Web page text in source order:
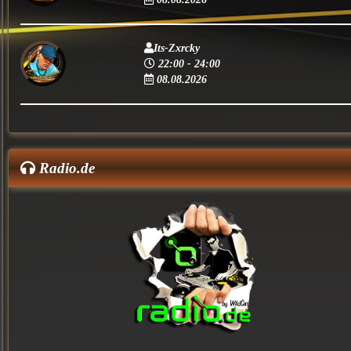
Its-Zxrcky
22:00 - 24:00
08.08.2026
Radio.de